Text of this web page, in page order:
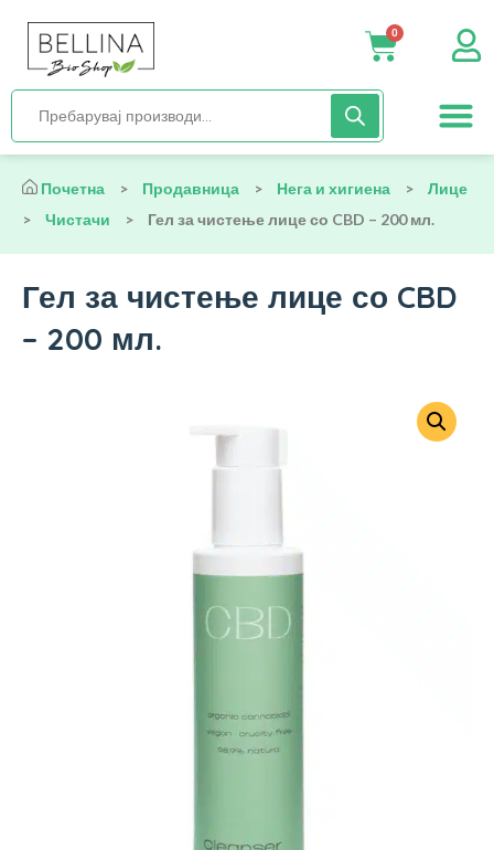
0
Почетна > Продавница > Нега и хигиена >
Лице
>
Чистачи > Гел за чистење лице со CBD – 200 мл.
Гел за чистење лице со CBD
– 200 мл.